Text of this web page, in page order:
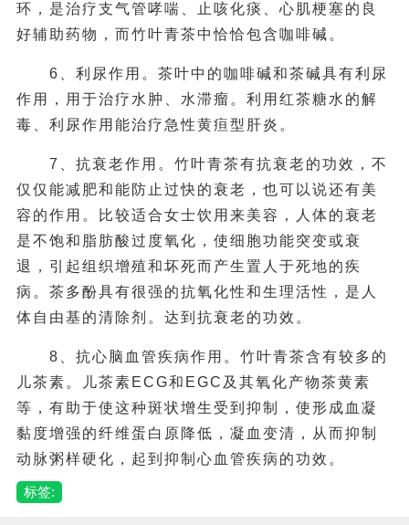
环，是治疗支气管哮喘、止咳化痰、心肌梗塞的良
好辅助药物，而竹叶青茶中恰恰包含咖啡碱。
6、利尿作用。茶叶中的咖啡碱和茶碱具有利尿
作用，用于治疗水肿、水滞瘤。利用红茶糖水的解
毒、利尿作用能治疗急性黄疸型肝炎。
7、抗衰老作用。竹叶青茶有抗衰老的功效，不
仅仅能减肥和能防止过快的衰老，也可以说还有美
容的作用。比较适合女士饮用来美容，人体的衰老
是不饱和脂肪酸过度氧化，使细胞功能突变或衰
退，引起组织增殖和坏死而产生置人于死地的疾
病。茶多酚具有很强的抗氧化性和生理活性，是人
体自由基的清除剂。达到抗衰老的功效。
8、抗心脑血管疾病作用。竹叶青茶含有较多的
儿茶素。儿茶素ECG和EGC及其氧化产物茶黄素
等，有助于使这种斑状增生受到抑制，使形成血凝
黏度增强的纤维蛋白原降低，凝血变清，从而抑制
动脉粥样硬化，起到抑制心血管疾病的功效。
标签: